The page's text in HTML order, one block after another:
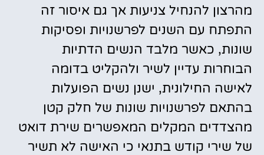
מהרצון להנחיל צניעות אך גם איסור זה
התפתח עם השנים לפרשנויות ופסיקות
שונות, כאשר מלבד הנשים הדתיות
הבוחרות עדיין לשיר ולהקליט בדומה
לאישה החילונית, ישנן נשים הפועלות
בהתאם לפרשנויות שונות של חלק קטן
מהצדדים המקלים המאפשרים שירת דואט
של שירי קודש בתנאי כי האישה לא תשיר